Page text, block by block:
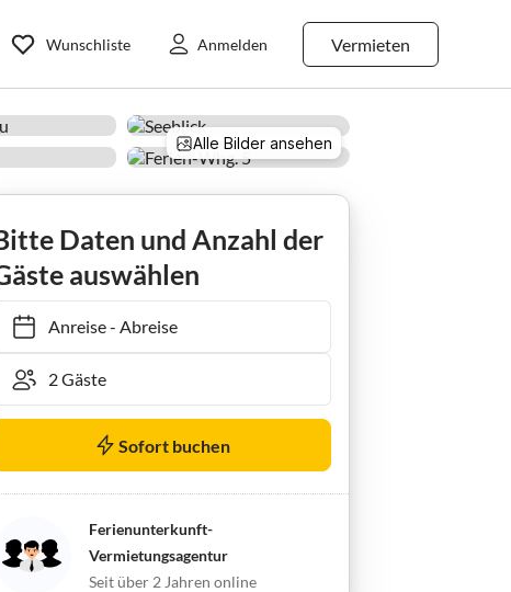
Vermieten
Wunschliste Anmelden
Alle Bilder ansehen
Top 5
Daten und Anzahl der
auswählen
Anreise- Abreise
Sofort buchen
Ferienunterkunft-
Vermietungsagentur
Seit über 2 Jahren online